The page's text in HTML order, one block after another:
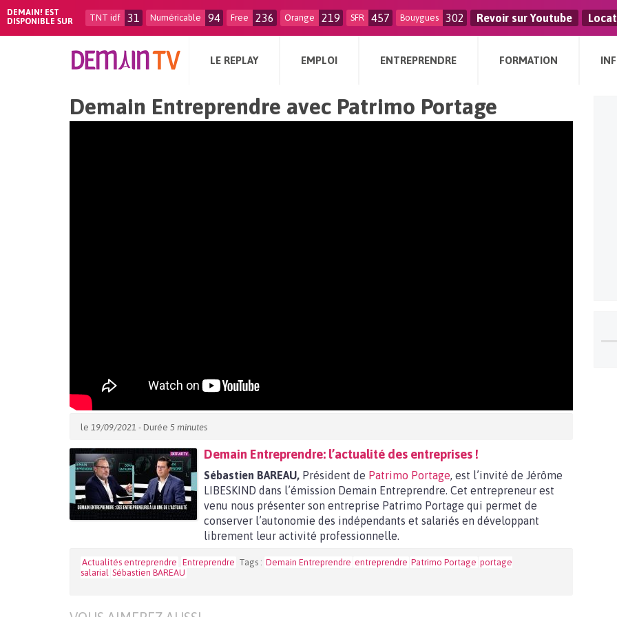
DEMAIN! EST
DISPONIBLE SUR
TNT idf 31 Numéricable 94 Free 236 Orange 219 SFR 457 Bouygues 302 Revoir sur Youtube
LE REPLAY EMPLOI ENTREPRENDRE FORMATION
Demain Entreprendre avec Patrimo Portage
le 19/09/2021 - Durée 5 minutes
Demain Entreprendre: l’actualité des entreprises !
Sébastien BAREAU, Président de Patrimo Portage, est l’invité de Jérôme
LIBESKIND dans l’émission Demain Entreprendre. Cet entrepreneur est
venu nous présenter son entreprise Patrimo Portage qui permet de
conserver l’autonomie des indépendants et salariés en développant
librement leur activité professionnelle.
Actualités entreprendre Entreprendre Tags : Demain Entreprendre entreprendre Patrimo Portage portage
salarial Sébastien BAREAU